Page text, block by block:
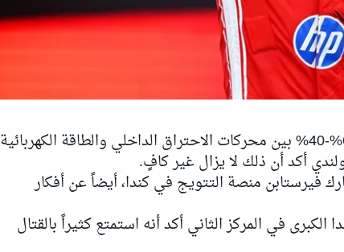
ورغم اعترافه بأن توزيع القوة بنسبة 60%-40% بين محركات الاحتراق الداخلي والطاقة الكهربائية
أكد أن ذلك لا يزال غير كافٍ.
فيرستابن منصة التتويج في كندا، أيضاً عن أفكار
في المركز الثاني أكد أنه استمتع كثيراً بالقتال